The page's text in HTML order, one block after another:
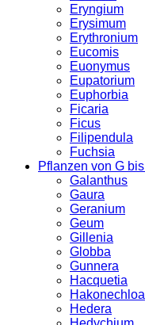
Eryngium
Erysimum
Erythronium
Eucomis
Euonymus
Eupatorium
Euphorbia
Ficaria
Ficus
Filipendula
Fuchsia
Pflanzen von G bis I
Galanthus
Gaura
Geranium
Geum
Gillenia
Globba
Gunnera
Hacquetia
Hakonechloa
Hedera